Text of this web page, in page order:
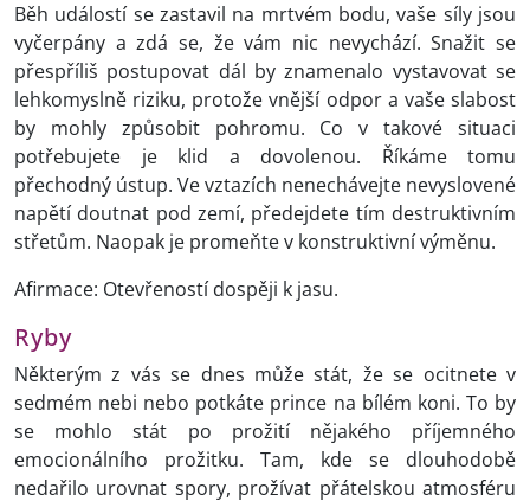
Běh událostí se zastavil na mrtvém bodu, vaše síly jsou
vyčerpány a zdá se, že vám nic nevychází. Snažit se
přespříliš postupovat dál by znamenalo vystavovat se
lehkomyslně riziku, protože vnější odpor a vaše slabost
by mohly způsobit pohromu. Co v takové situaci
potřebujete je klid a dovolenou. Říkáme tomu
přechodný ústup. Ve vztazích nenechávejte nevyslovené
napětí doutnat pod zemí, předejdete tím destruktivním
střetům. Naopak je promeňte v konstruktivní výměnu.
Afirmace: Otevřeností dospěji k jasu.
Ryby
Některým z vás se dnes může stát, že se ocitnete v
sedmém nebi nebo potkáte prince na bílém koni. To by
se mohlo stát po prožití nějakého příjemného
emocionálního prožitku. Tam, kde se dlouhodobě
nedařilo urovnat spory, prožívat přátelskou atmosféru